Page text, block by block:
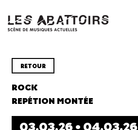
RETOUR
ROCK
REPÉTION MONTÉE